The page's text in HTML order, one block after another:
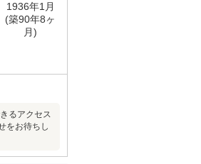
1936年1月
(築90年8ヶ
月)
るアクセス
をお待ちし